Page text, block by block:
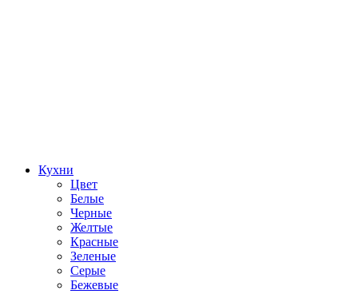
Кухни
Цвет
Белые
Черные
Желтые
Красные
Зеленые
Серые
Бежевые